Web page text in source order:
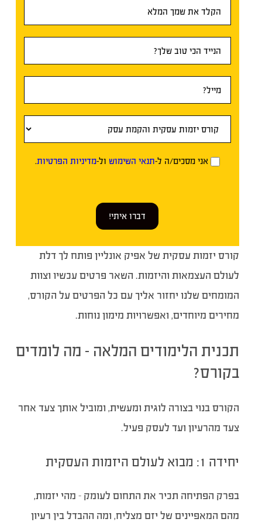
ראשי
אני מסכים/ה ל-תנאי השימוש ול-מדיניות הפרטיות.
דברו איתי!
קורס יזמות עסקית של אפיק אונליין פותח לך דלת
לעולם העצמאות והיזמות. השאר פרטים עכשיו וצוות
המומחים שלנו יחזור אליך עם כל הפרטים על הקורס,
מחירים מיוחדים, ואפשרויות מימון נוחות.
תכנית הלימודים המלאה – מה לומדים
בקורס?
הקורס בנוי בצורה לוגית ומעשית, ומוביל אותך צעד אחר
צעד מהרעיון ועד לעסק פעיל.
יחידה 1: מבוא לעולם היזמות העסקית
בפרק הפתיחה תכיר את התחום לעומק – מהי יזמות,
מהם המאפיינים של יזם מצליח, ומה ההבדל בין רעיון